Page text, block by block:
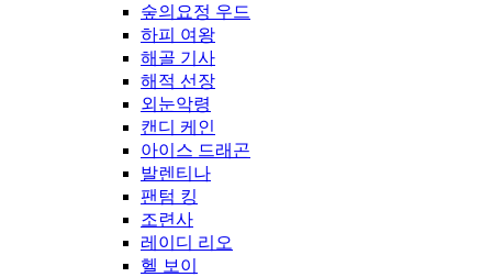
숲의요정 우드
하피 여왕
해골 기사
해적 선장
외눈악령
캔디 케인
아이스 드래곤
발렌티나
팬텀 킹
조련사
레이디 리오
헬 보이